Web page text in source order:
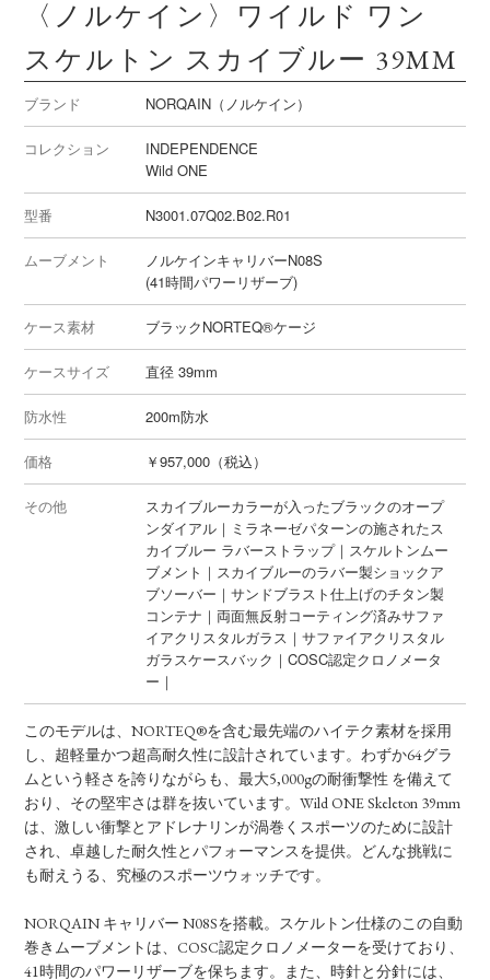
〈ノルケイン〉ワイルド ワン
スケルトン スカイブルー 39MM
ブランド NORQAIN（ノルケイン）
コレクション
INDEPENDENCE
Wild ONE
型番 N3001.07Q02.B02.R01
ムーブメント
ノルケインキャリバーN08S
(41時間パワーリザーブ)
ケース素材 ブラックNORTEQ®ケージ
ケースサイズ 直径 39mm
防水性 200m防水
価格 ￥957,000（税込）
その他
スカイブルーカラーが入ったブラックのオープ
ンダイアル｜ミラネーゼパターンの施されたス
カイブルー ラバーストラップ｜スケルトンムー
ブメント｜スカイブルーのラバー製ショックア
ブソーバー｜サンドブラスト仕上げのチタン製
コンテナ｜両面無反射コーティング済みサファ
イアクリスタルガラス｜サファイアクリスタル
ガラスケースバック｜COSC認定クロノメータ
ー｜
このモデルは、NORTEQ®を含む最先端のハイテク素材を採用
し、超軽量かつ超高耐久性に設計されています。わずか64グラ
ムという軽さを誇りながらも、最大5,000gの耐衝撃性 を備えて
おり、その堅牢さは群を抜いています。Wild ONE Skeleton 39mm
は、激しい衝撃とアドレナリンが渦巻くスポーツのために設計
され、卓越した耐久性とパフォーマンスを提供。どんな挑戦に
も耐えうる、究極のスポーツウォッチです。
NORQAIN キャリバー N08Sを搭載。スケルトン仕様のこの自動
巻きムーブメントは、COSC認定クロノメーターを受けており、
41時間のパワーリザーブを保ちます。また、時針と分針には、